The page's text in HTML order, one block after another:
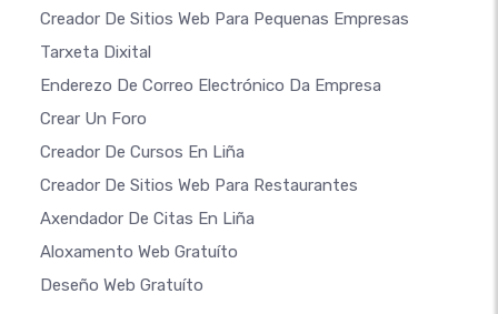
Creador De Sitios Web Para Pequenas Empresas
Tarxeta Dixital
Enderezo De Correo Electrónico Da Empresa
Crear Un Foro
Creador De Cursos En Liña
Creador De Sitios Web Para Restaurantes
Axendador De Citas En Liña
Aloxamento Web Gratuíto
Deseño Web Gratuíto